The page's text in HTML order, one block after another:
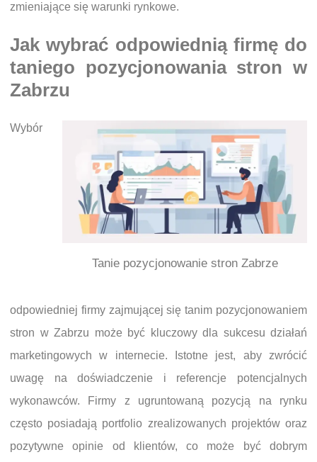
zmieniające się warunki rynkowe.
Jak wybrać odpowiednią firmę do
taniego pozycjonowania stron w
Zabrzu
Tanie pozycjonowanie stron Zabrze
Wybór
odpowiedniej firmy zajmującej się tanim pozycjonowaniem
stron w Zabrzu może być kluczowy dla sukcesu działań
marketingowych w internecie. Istotne jest, aby zwrócić
uwagę na doświadczenie i referencje potencjalnych
wykonawców. Firmy z ugruntowaną pozycją na rynku
często posiadają portfolio zrealizowanych projektów oraz
pozytywne opinie od klientów, co może być dobrym